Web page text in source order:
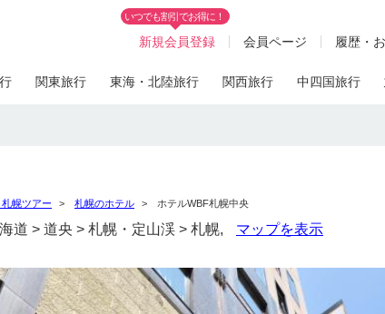
いつでも割引でお得に！
新規会員登録 会員ページ 履歴・
関東旅行 東海・北陸旅行 関西旅行 中四国旅行
幌ツアー 札幌のホテル ホテルWBF札幌中央
道 > 道央 > 札幌・定山渓 > 札幌, マップを表示